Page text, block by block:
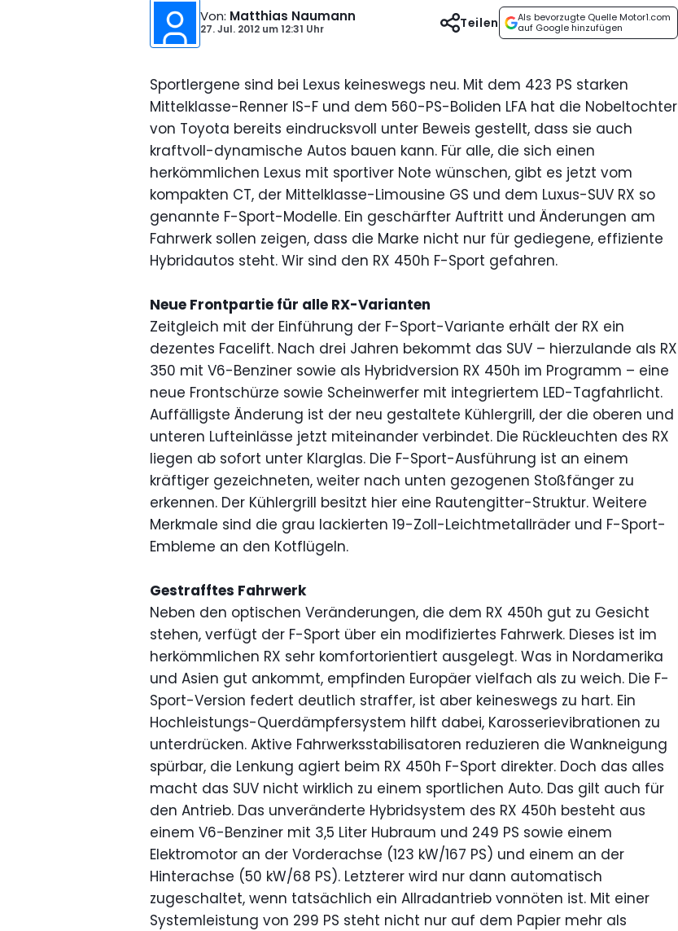
Von: Matthias Naumann
27. Jul. 2012 um12:31 Uhr
Als bevorzugte Quelle Motor1.com
auf Google hinzufügen
Teilen
Sportlergene sind bei Lexus keineswegs neu. Mit dem 423 PS starken
Mittelklasse-Renner IS-F und dem 560-PS-Boliden LFA hat die Nobeltochter
von Toyota bereits eindrucksvoll unter Beweis gestellt, dass sie auch
kraftvoll-dynamische Autos bauen kann. Für alle, die sich einen
herkömmlichen Lexus mit sportiver Note wünschen, gibt es jetzt vom
kompakten CT, der Mittelklasse-Limousine GS und dem Luxus-SUV RX so
genannte F-Sport-Modelle. Ein geschärfter Auftritt und Änderungen am
Fahrwerk sollen zeigen, dass die Marke nicht nur für gediegene, effiziente
Hybridautos steht. Wir sind den RX 450h F-Sport gefahren.
Neue Frontpartie für alle RX-Varianten
Zeitgleich mit der Einführung der F-Sport-Variante erhält der RX ein
dezentes Facelift. Nach drei Jahren bekommt das SUV – hierzulande als RX
350 mit V6-Benziner sowie als Hybridversion RX 450h im Programm – eine
neue Frontschürze sowie Scheinwerfer mit integriertem LED-Tagfahrlicht.
Auffälligste Änderung ist der neu gestaltete Kühlergrill, der die oberen und
unteren Lufteinlässe jetzt miteinander verbindet. Die Rückleuchten des RX
liegen ab sofort unter Klarglas. Die F-Sport-Ausführung ist an einem
kräftiger gezeichneten, weiter nach unten gezogenen Stoßfänger zu
erkennen. Der Kühlergrill besitzt hier eine Rautengitter-Struktur. Weitere
Merkmale sind die grau lackierten 19-Zoll-Leichtmetallräder und F-Sport-
Embleme an den Kotflügeln.
Gestrafftes Fahrwerk
Neben den optischen Veränderungen, die dem RX 450h gut zu Gesicht
stehen, verfügt der F-Sport über ein modifiziertes Fahrwerk. Dieses ist im
herkömmlichen RX sehr komfortorientiert ausgelegt. Was in Nordamerika
und Asien gut ankommt, empfinden Europäer vielfach als zu weich. Die F-
Sport-Version federt deutlich straffer, ist aber keineswegs zu hart. Ein
Hochleistungs-Querdämpfersystem hilft dabei, Karosserievibrationen zu
unterdrücken. Aktive Fahrwerksstabilisatoren reduzieren die Wankneigung
spürbar, die Lenkung agiert beim RX 450h F-Sport direkter. Doch das alles
macht das SUV nicht wirklich zu einem sportlichen Auto. Das gilt auch für
den Antrieb. Das unveränderte Hybridsystem des RX 450h besteht aus
einem V6-Benziner mit 3,5 Liter Hubraum und 249 PS sowie einem
Elektromotor an der Vorderachse (123 kW/167 PS) und einem an der
Hinterachse (50 kW/68 PS). Letzterer wird nur dann automatisch
zugeschaltet, wenn tatsächlich ein Allradantrieb vonnöten ist. Mit einer
Systemleistung von 299 PS steht nicht nur auf dem Papier mehr als